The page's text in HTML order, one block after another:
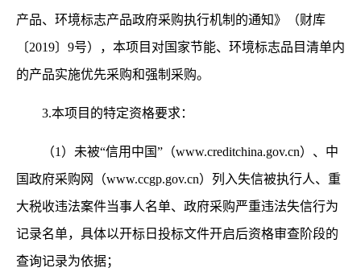
产品、环境标志产品政府采购执行机制的通知》（财库
〔2019〕9号），本项目对国家节能、环境标志品目清单内
的产品实施优先采购和强制采购。
3.本项目的特定资格要求：
（1）未被“信用中国”（www.creditchina.gov.cn）、中
国政府采购网（www.ccgp.gov.cn）列入失信被执行人、重
大税收违法案件当事人名单、政府采购严重违法失信行为
记录名单，具体以开标日投标文件开启后资格审查阶段的
查询记录为依据；